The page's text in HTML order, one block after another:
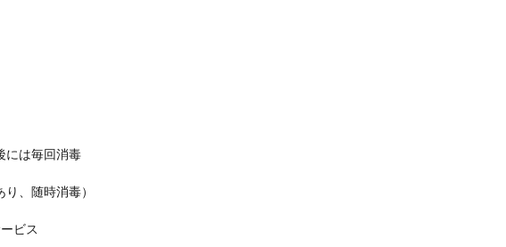
には毎回消毒
、随時消毒）
ビス